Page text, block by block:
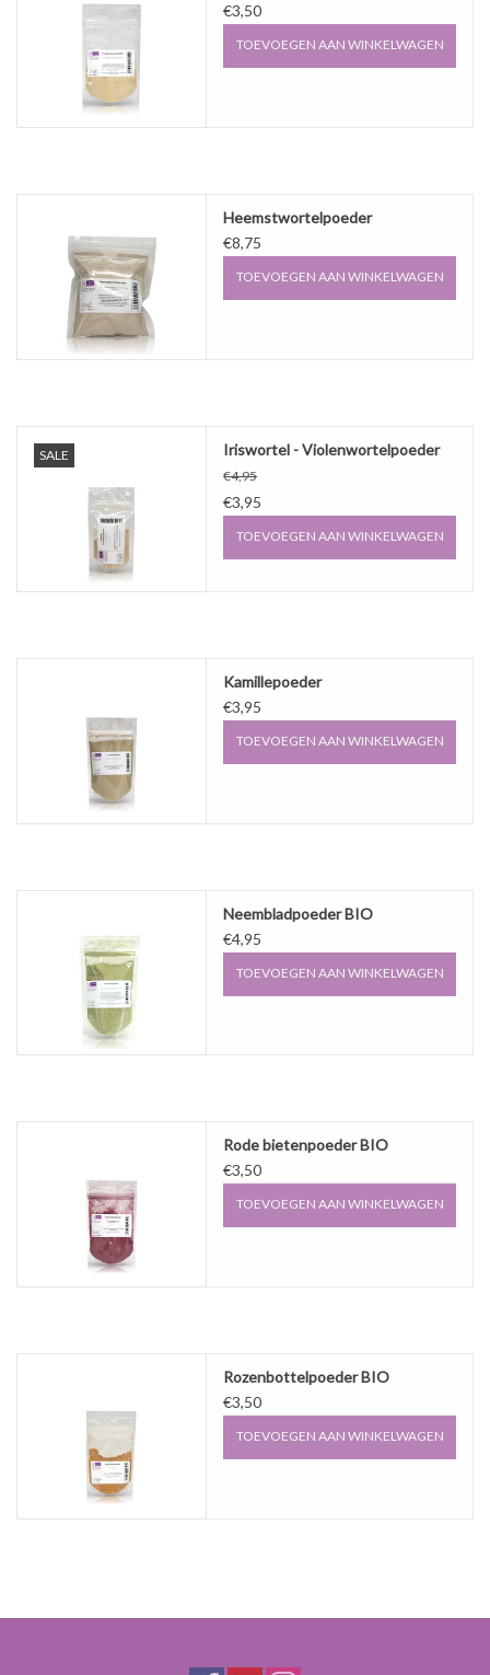
€3,50
TOEVOEGEN AAN WINKELWAGEN
Heemstwortelpoeder
€8,75
TOEVOEGEN AAN WINKELWAGEN
SALE Iriswortel - Violenwortelpoeder
€4,95
€3,95
TOEVOEGEN AAN WINKELWAGEN
Kamillepoeder
€3,95
TOEVOEGEN AAN WINKELWAGEN
Neembladpoeder BIO
€4,95
TOEVOEGEN AAN WINKELWAGEN
Rode bietenpoeder BIO
€3,50
TOEVOEGEN AAN WINKELWAGEN
Rozenbottelpoeder BIO
€3,50
TOEVOEGEN AAN WINKELWAGEN